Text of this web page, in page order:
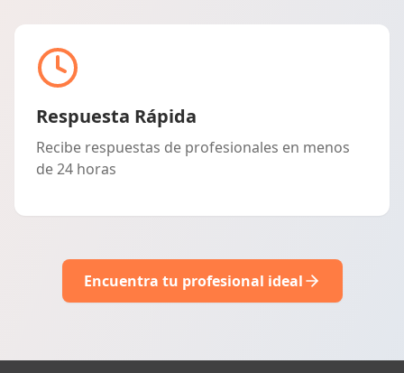
Respuesta Rápida
Recibe respuestas de profesionales en menos
de 24 horas
Encuentra tu profesional ideal